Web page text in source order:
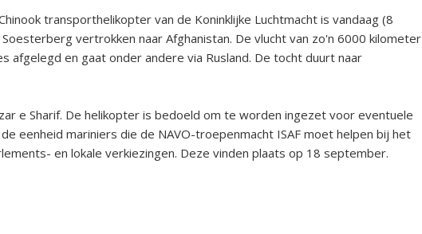
transporthelikopter van de Koninklijke Luchtmacht is vandaag (8
vertrokken naar Afghanistan. De vlucht van zo'n 6000 kilometer
afgelegd en gaat onder andere via Rusland. De tocht duurt naar
e Sharif. De helikopter is bedoeld om te worden ingezet voor eventuele
eenheid mariniers die de NAVO-troepenmacht ISAF moet helpen bij het
en lokale verkiezingen. Deze vinden plaats op 18 september.